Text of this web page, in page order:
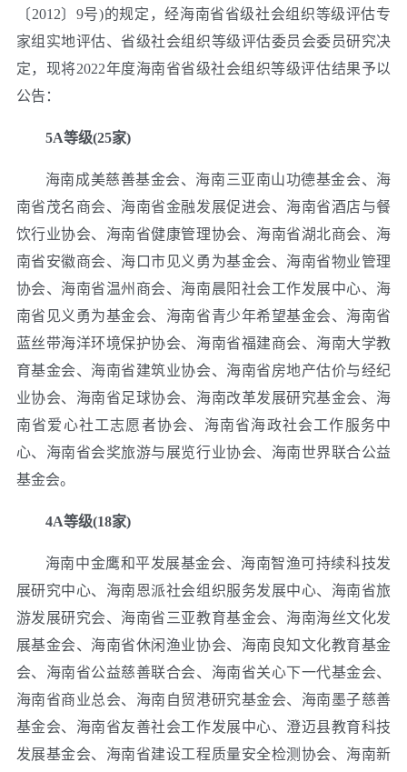
〔2012〕9号)的规定，经海南省省级社会组织等级评估专
家组实地评估、省级社会组织等级评估委员会委员研究决
定，现将2022年度海南省省级社会组织等级评估结果予以
公告：
5A等级(25家)
海南成美慈善基金会、海南三亚南山功德基金会、海
南省茂名商会、海南省金融发展促进会、海南省酒店与餐
饮行业协会、海南省健康管理协会、海南省湖北商会、海
南省安徽商会、海口市见义勇为基金会、海南省物业管理
协会、海南省温州商会、海南晨阳社会工作发展中心、海
南省见义勇为基金会、海南省青少年希望基金会、海南省
蓝丝带海洋环境保护协会、海南省福建商会、海南大学教
育基金会、海南省建筑业协会、海南省房地产估价与经纪
业协会、海南省足球协会、海南改革发展研究基金会、海
南省爱心社工志愿者协会、海南省海政社会工作服务中
心、海南省会奖旅游与展览行业协会、海南世界联合公益
基金会。
4A等级(18家)
海南中金鹰和平发展基金会、海南智渔可持续科技发
展研究中心、海南恩派社会组织服务发展中心、海南省旅
游发展研究会、海南省三亚教育基金会、海南海丝文化发
展基金会、海南省休闲渔业协会、海南良知文化教育基金
会、海南省公益慈善联合会、海南省关心下一代基金会、
海南省商业总会、海南自贸港研究基金会、海南墨子慈善
基金会、海南省友善社会工作发展中心、澄迈县教育科技
发展基金会、海南省建设工程质量安全检测协会、海南新